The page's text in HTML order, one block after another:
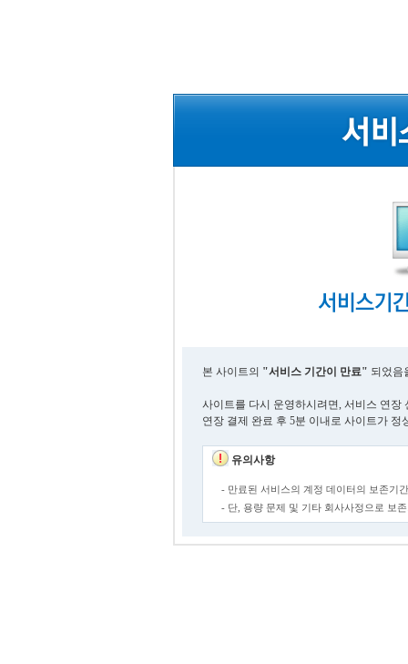
본 사이트의 "서비스 기간이 만료" 되었음
사이트를 다시 운영하시려면, 서비스 연장
연장 결제 완료 후 5분 이내로 사이트가 정
유의사항
- 만료된 서비스의 계정 데이터의 보존기
- 단, 용량 문제 및 기타 회사사정으로 보